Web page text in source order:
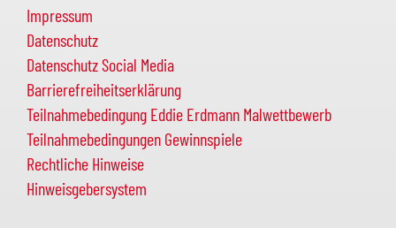
Impressum
Datenschutz
Datenschutz Social Media
Barrierefreiheitserklärung
Teilnahmebedingung Eddie Erdmann Malwettbewerb
Teilnahmebedingungen Gewinnspiele
Rechtliche Hinweise
Hinweisgebersystem